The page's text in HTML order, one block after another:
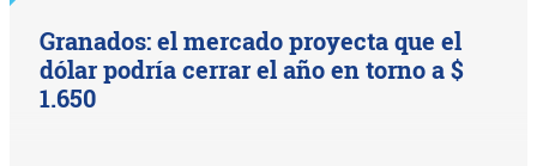
Granados: el mercado proyecta que el
dólar podría cerrar el año en torno a $
1.650